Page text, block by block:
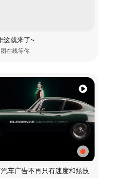
这就来了~
在线等你
车广告不再只有速度和炫技